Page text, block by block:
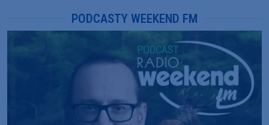
PODCASTY WEEKEND FM